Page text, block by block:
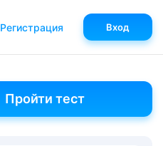
Пройти тест
Регистрация Вход